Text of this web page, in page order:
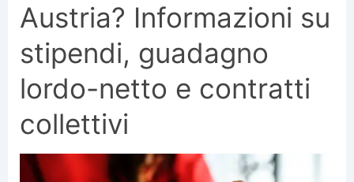
Austria? Informazioni su
stipendi, guadagno
lordo-netto e contratti
collettivi